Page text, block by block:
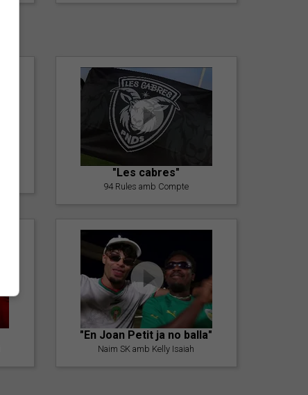
"Les cabres"
94 Rules amb Compte
"En Joan Petit ja no balla"
Naim SK amb Kelly Isaiah